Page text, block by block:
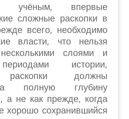
учёным, впервые
сложные раскопки в
всего, необходимо
власти, что нельзя
несколькими слоями и
истории,
раскопки должны
полную глубину
а не как прежде, когда
хорошо сохранившийся